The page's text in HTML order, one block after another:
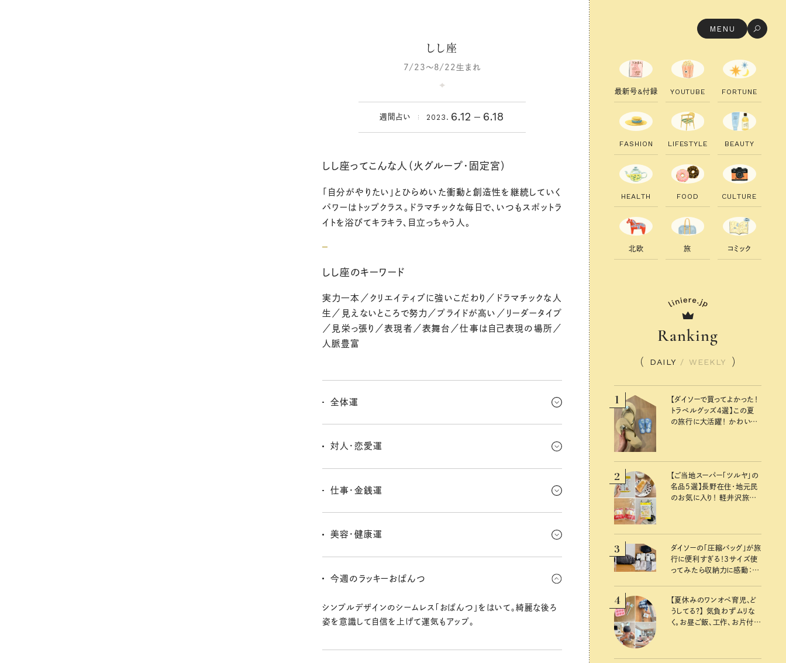
MENU
しし座
7/23～8/22生まれ
週間占い 2023. 6.12 6.18
しし座ってこんな人（火グループ・固定宮）
「自分がやりたい」とひらめいた衝動と創造性を継続していく
パワーはトップクラス。ドラマチックな毎日で、いつもスポットラ
イトを浴びてキラキラ、目立っちゃう人。
しし座のキーワード
実力一本／クリエイティブに強いこだわり／ドラマチックな人
生／見えないところで努力／プライドが高い／リーダータイプ
／見栄っ張り／表現者／表舞台／仕事は自己表現の場所／
人脈豊富
全体運
わりの様子を把握しながら進もー。アグレッシブさは控えめが吉
対人・恋愛運
注目の的だし、新たな恋が芽生える可能性も♡ 仕事関連での出
仕事・金銭運
金の勉強をするにもベストな時期だよ〜。
美容・健康運
すめ！ ヘアスタイルやファッションなどの変化はツキあり。
今週のラッキーおぱんつ
シンプルデザインのシームレス「おぱんつ」をはいて。綺麗な後ろ
姿を意識して自信を上げて運気もアップ。
最新号&付録 YO UTU B E FO RTU N E
FAS H I O N LI FESTYLE B EAUTY
H EALTH FO O D CU LTU RE
北欧 旅 コ ミ ック
Ranking
DAILY / WEEKLY
1
【ダイソーで買ってよかった！
トラベルグッズ4選】この夏
の旅行に大活躍！ かわいく
2
【ご当地スーパー「ツルヤ」の
名品5選】長野在住・地元民
のお気に入り！ 軽井沢旅の
3
ダイソーの「圧縮バッグ」が旅
行に便利すぎる！3サイズ使
ってみたら収納力に感動：
4
【夏休みのワンオペ育児、ど
うしてる？】 気負わずムリな
く。お昼ご飯、工作、お片付け